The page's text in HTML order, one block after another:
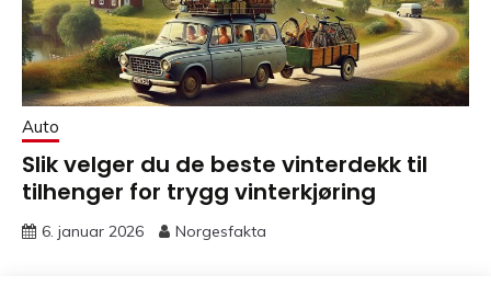
Auto
Slik velger du de beste vinterdekk til
tilhenger for trygg vinterkjøring
6. januar 2026 Norgesfakta